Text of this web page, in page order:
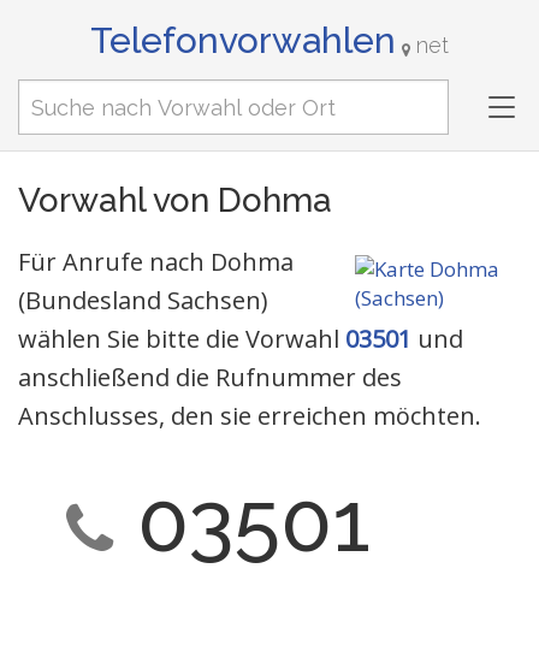
Telefonvorwahlen net
Vorwahl von Dohma
Für Anrufe nach Dohma
(Bundesland Sachsen)
wählen Sie bitte die Vorwahl 03501 und
anschließend die Rufnummer des
Anschlusses, den sie erreichen möchten.
03501